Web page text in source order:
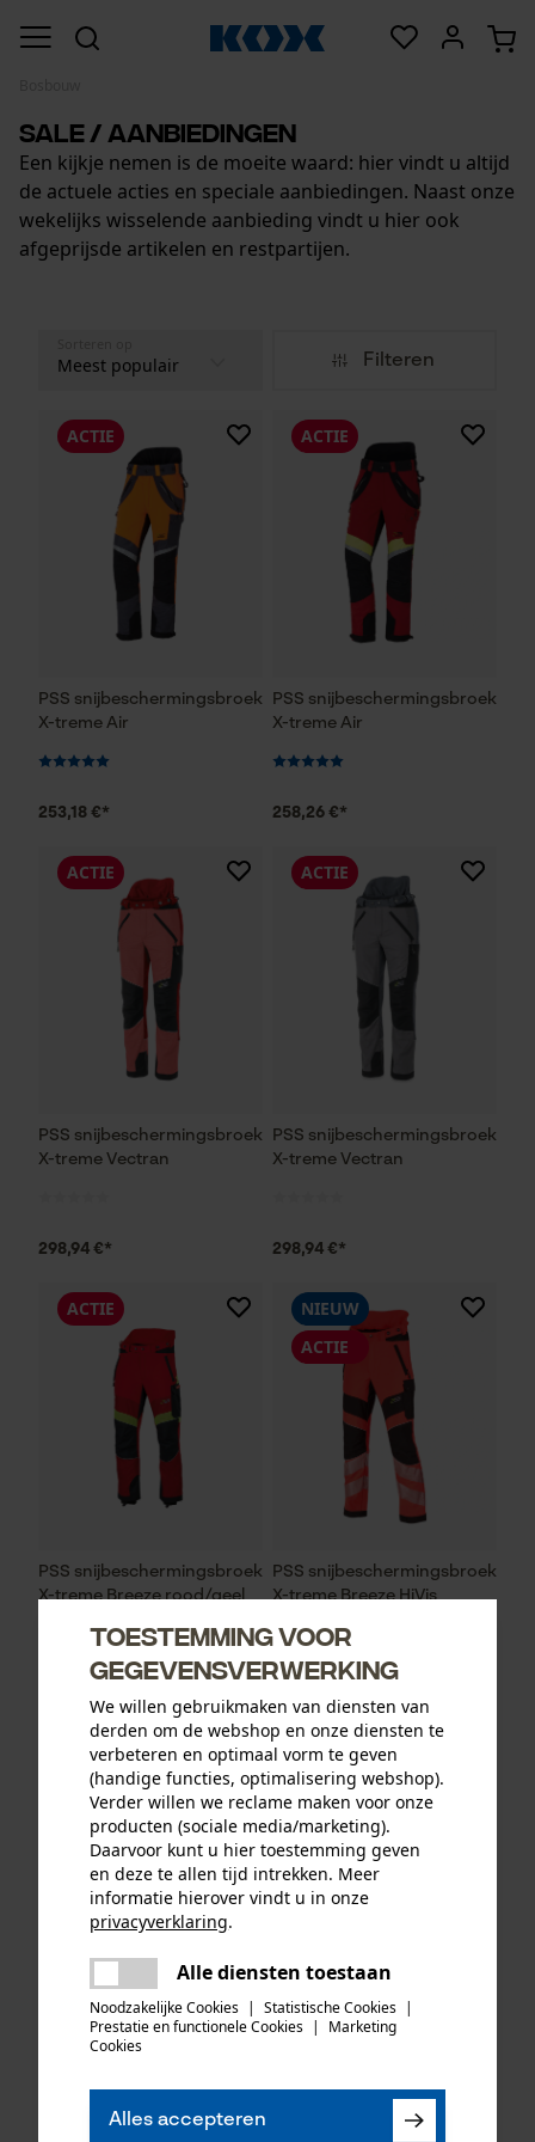
Sale / Aanbiedingen
Een kijkje nemen is de moeite waard: hier vindt u altijd
de actuele acties en speciale aanbiedingen. Naast onze
wekelijks wisselende aanbieding vindt u hier ook
afgeprijsde artikelen en restpartijen.
Filteren
PSS snijbeschermingsbroek
X-treme Air
ACTIE
253,18 €*
PSS snijbeschermingsbroek
X-treme Air
ACTIE
258,26 €*
PSS snijbeschermingsbroek
X-treme Vectran
ACTIE
298,94 €*
PSS snijbeschermingsbroek
X-treme Vectran
ACTIE
298,94 €*
PSS snijbeschermingsbroek
X-treme Breeze rood/geel
ACTIE
288,77 €*
PSS snijbeschermingsbroek
X-treme Breeze HiVis
NIEUW
ACTIE
298,94 €*
PSS snijbeschermingsbroek
X-treme Light
ACTIE
PSS snijbeschermingsbroek
ACTIE
Toestemming voor
gegevensverwerking
We willen gebruikmaken van diensten van
derden om de webshop en onze diensten te
verbeteren en optimaal vorm te geven
(handige functies, optimalisering webshop).
Verder willen we reclame maken voor onze
producten (sociale media/marketing).
Daarvoor kunt u hier toestemming geven
en deze te allen tijd intrekken. Meer
informatie hierover vindt u in onze
privacyverklaring.
Alle diensten toestaan
Noodzakelijke Cookies | Statistische Cookies |
Prestatie en functionele Cookies |
Marketing
Cookies
Alles accepteren
Er is een fout opgetreden. Gelieve
het opnieuw te proberen.
delen
mail